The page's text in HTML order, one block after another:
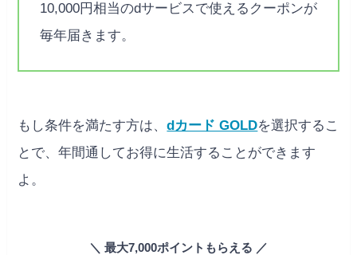
10,000円相当のdサービスで使えるクーポンが
毎年届きます。
もし条件を満たす方は、dカード GOLDを選択するこ
とで、年間通してお得に生活することができます
よ。
＼ 最大7,000ポイントもらえる ／